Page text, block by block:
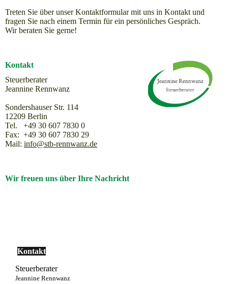
Treten Sie über unser Kontaktformular mit uns in Kontakt und
fragen Sie nach einem Termin für ein persönliches Gespräch.
Wir beraten Sie gerne!
Kontakt
Steuerberater
Jeannine Rennwanz
Sondershauser Str. 114
12209 Berlin
Tel. +49 30 607 7830 0
Fax: +49 30 607 7830 29
Mail: info@stb-rennwanz.de
Wir freuen uns über Ihre Nachricht
Kontakt
Steuerberater
Jeannine Rennwanz